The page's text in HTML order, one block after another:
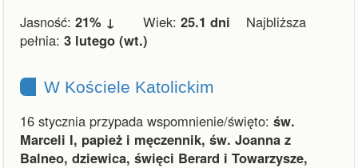
Jasność: 21% ↓ Wiek: 25.1 dni Najbliższa
pełnia: 3 lutego (wt.)
W Kościele Katolickim
16 stycznia przypada wspomnienie/święto: św.
Marceli I, papież i męczennik, św. Joanna z
Balneo, dziewica, święci Berard i Towarzysze,